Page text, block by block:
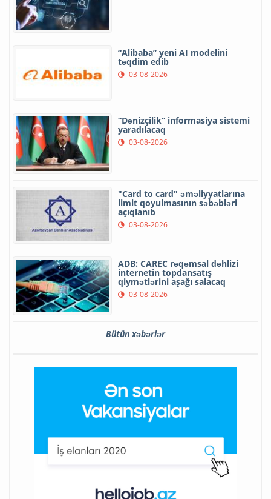
“Alibaba” yeni AI modelini
təqdim edib
03-08-2026
“Dənizçilik” informasiya sistemi
yaradılacaq
03-08-2026
"Card to card" əməliyyatlarına
limit qoyulmasının səbəbləri
açıqlanıb
03-08-2026
ADB: CAREC rəqəmsal dəhlizi
internetin topdansatış
qiymətlərini aşağı salacaq
03-08-2026
Bütün xəbərlər